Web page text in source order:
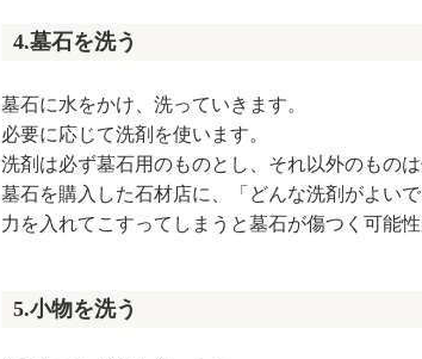
4.墓石を洗う
墓石に水をかけ、洗っていきます。
必要に応じて洗剤を使います。
洗剤は必ず墓石用のものとし、それ以外のもの
墓石を購入した石材店に、「どんな洗剤がよい
力を入れてこすってしまうと墓石が傷つく可能
5.小物を洗う